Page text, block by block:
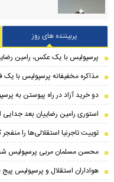
پربیننده های روز
پرسپولیس با یک عکس، رامین
مذاکره مخفیفانه پرسپولیس با یک
دو خرید آزاد در راه پیوستن به
استوری رامین رضاییان بعد جدایی
توییت تاجرنیا استقلالی‌ها را منفجر
محسن مسلمان مربی پرسپولیس
هواداران استقلال و پرسپولیس